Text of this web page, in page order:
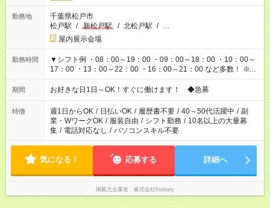
勤務地
千葉県松戸市
松戸駅 / 新松戸駅 / 北松戸駅 / …
屋内展示会場
勤務時間
▼シフト例 ・08：00～19：00 ・09：00～18：00 ・10：00～
17：00 ・13：00～22：00 ・16：00～21：00 など多数！ ※お
仕事により勤務時間が異なります
期間 お好きな日1日～OK！すぐに働けます！ ◆急募
特徴 週1日からOK / 日払いOK / 履歴書不要 / 40～50代活躍中 / 副
業・WワークOK / 服装自由 / シフト勤務 / 10名以上の大量募
集 / 電話対応なし / パソコンスキル不要
気になる！ 応募する 詳細へ
掲載元企業名 株式会社fosbury